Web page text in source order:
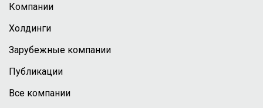
Компании
Холдинги
Зарубежные компании
Публикации
Все компании